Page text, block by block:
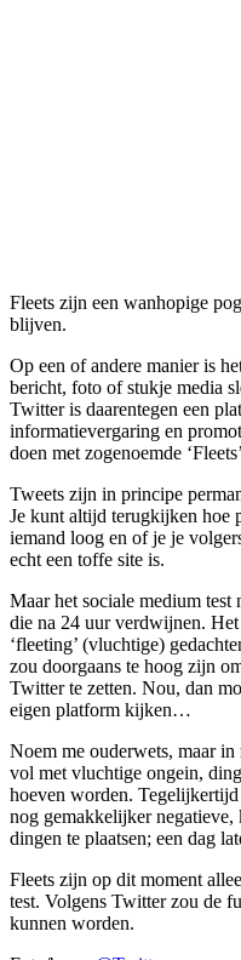
Fleets zijn een wanhopige
blijven.
Op een of andere manier is
bericht, foto of stukje media
Twitter is daarentegen een
informatievergaring en
doen met zogenoemde
Tweets zijn in principe
Je kunt altijd terugkijken hoe
iemand loog en of je je
echt een toffe site is.
Maar het sociale medium test
die na 24 uur verdwijnen.
‘fleeting’ (vluchtige)
zou doorgaans te hoog zijn
Twitter te zetten. Nou, dan
eigen platform kijken…
Noem me ouderwets, maar
vol met vluchtige ongein,
hoeven worden.
nog gemakkelijker
dingen te plaatsen; een dag
Fleets zijn op dit moment
test. Volgens Twitter zou de
kunnen worden.